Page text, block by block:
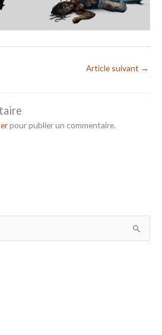
Article suivant →
pour publier un commentaire.